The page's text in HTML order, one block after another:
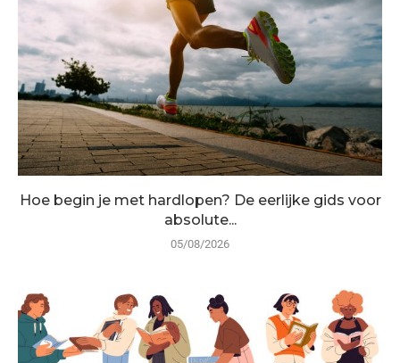
Hoe begin je met hardlopen? De eerlijke gids voor
absolute...
05/08/2026